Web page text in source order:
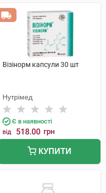
Візінорм капсули 30 шт
Нутрімед
Є в наявності
від 518.00 грн
КУПИТИ